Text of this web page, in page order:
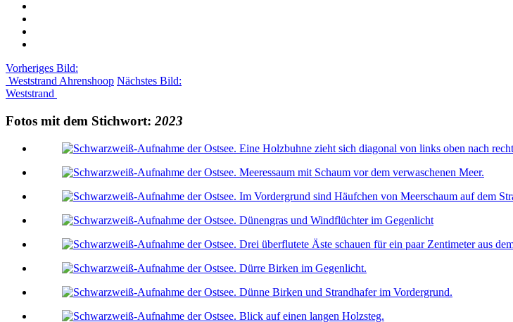
Vorheriges Bild:
Weststrand Ahrenshoop Nächstes Bild:
Weststrand
Fotos mit dem Stichwort: 2023